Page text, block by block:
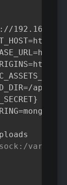
: //
app/
}
var/run/